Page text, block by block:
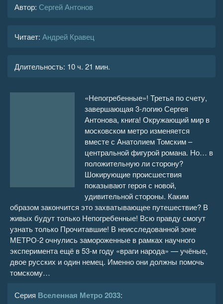
Автор: Сергей Антонов
Читает: Андрей Кравец
Длительность: 10 ч. 21 мин.
«Непогребенные»! Третья по счету,
завершающая 3-логию Сергея
Антонова, книга! Окружающий мир в
московском метро изменяется
вместе с Анатолием Томским –
центральной фигурой романа. Но… в
положительную ли сторону?
Шокирующие происшествия
показывают героя с новой,
удивительной стороны. Каким
образом закончится это захватывающее путешествие? В
живых будут только Непогребенные! Всю правду смогут
узнать только Прочитавшие! В неисследованной зоне
МЕТРО-2 очнулись замороженные в рамках научного
эксперимента ещё в 53-м году «враги народа» — учёные,
двое русских и один немец. Именно они должны помочь
томскому…
Серия Вселенная Метро 2033: